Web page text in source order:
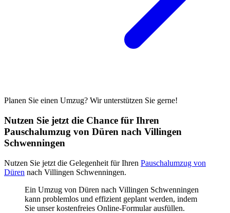
Planen Sie einen Umzug? Wir unterstützen Sie gerne!
Nutzen Sie jetzt die Chance für Ihren
Pauschalumzug von Düren nach Villingen
Schwenningen⁠
Nutzen Sie jetzt die Gelegenheit für Ihren Pauschalumzug von
Düren nach Villingen Schwenningen⁠.
Ein Umzug von Düren nach Villingen Schwenningen⁠
kann problemlos und effizient geplant werden, indem
Sie unser kostenfreies Online-Formular ausfüllen.